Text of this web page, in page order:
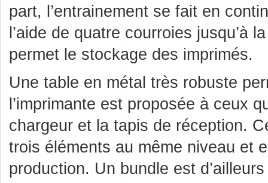
part, l’entrainement se fait en
l’aide de quatre courroies jusqu’à
permet le stockage des imprimés.
Une table en métal très robuste
l’imprimante est proposée à ceux
chargeur et la tapis de réception.
trois éléments au même niveau et
production. Un bundle est